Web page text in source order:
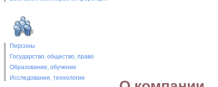
Персоны
Государство, общество, право
Образование, обучение
Исследования, технологии